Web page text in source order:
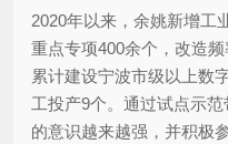
2020年以来，余姚新增工
重点专项400余个，改造
累计建设宁波市级以上数
工投产9个。通过试点示
的意识越来越强，并积极